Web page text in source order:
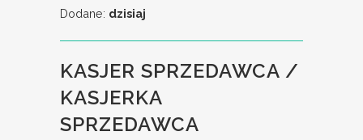
Dodane: dzisiaj
KASJER SPRZEDAWCA /
KASJERKA
SPRZEDAWCA